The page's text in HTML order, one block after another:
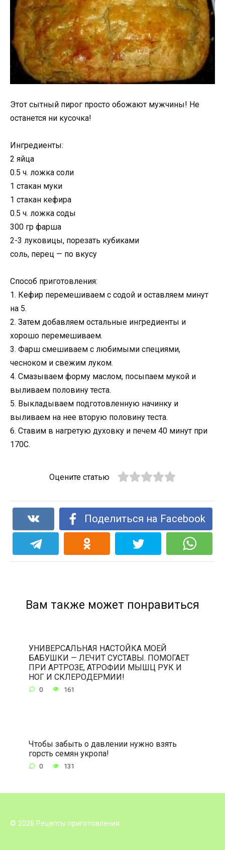
Этот сытный пирог просто обожают мужчины! Не
останется ни кусочка!
Ингредиенты:
2 яйца
0.5 ч. ложка соли
1 стакан муки
1 стакан кефира
0.5 ч. ложка соды
300 гр фарша
2-3 луковицы, порезать кубиками
соль, перец — по вкусу
Способ приготовления:
1. Кефир перемешиваем с содой и оставляем минут
на 5.
2. Затем добавляем остальные ингредиенты и
хорошо перемешиваем.
3. Фарш смешиваем с любимыми специями,
чесноком и свежим луком.
4. Смазываем форму маслом, посыпаем мукой и
выливаем половину теста.
5. Выкладываем подготовленную начинку и
выливаем на нее вторую половину теста.
6. Ставим в нагретую духовку и печем 40 минут при
170C.
Оцените статью
Поделиться на Facebook
Вам также может понравиться
УНИВЕРСАЛЬНАЯ НАСТОЙКА МОЕЙ
БАБУШКИ — ЛЕЧИТ СУСТАВЫ. ПОМОГАЕТ
ПРИ АРТРОЗЕ, АТРОФИИ МЫШЦ РУК И
НОГ И СКЛЕРОДЕРМИИ!
0 161
Чтобы забыть о давлении нужно взять
горсть семян укропа!
0 131
© 2026 Рецепты приготовления